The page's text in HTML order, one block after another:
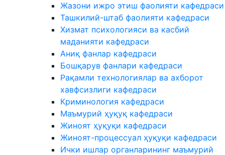
Жазони ижро этиш фаолияти кафедраси
Ташкилий-штаб фаолияти кафедраси
Хизмат психологияси ва касбий
маданияти кафедраси
Аниқ фанлар кафедраси
Бошқарув фанлари кафедраси
Рақамли технологиялар ва ахборот
хавфсизлиги кафедраси
Криминология кафедраси
Маъмурий ҳуқуқ кафедраси
Жиноят ҳуқуқи кафедраси
Жиноят-процессуал ҳуқуқи кафедраси
Ички ишлар органларининг маъмурий